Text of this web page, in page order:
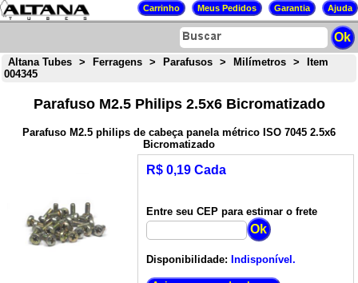
Altana Tubes > Ferragens > Parafusos > Milímetros >
Item
004345
Parafuso M2.5 Philips 2.5x6 Bicromatizado
Parafuso M2.5 philips de cabeça panela métrico ISO 7045 2.5x6
Bicromatizado
R$ 0,19 Cada
Entre seu CEP para estimar o frete
Disponibilidade: Indisponível.